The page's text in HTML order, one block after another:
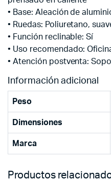
• Base: Aleación de
• Ruedas: Poliuretano,
• Función reclinable: Sí
• Uso recomendado:
• Atención postventa:
Información adicional
Peso
Dimensiones
Marca
Productos